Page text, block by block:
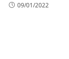
09/01/2022